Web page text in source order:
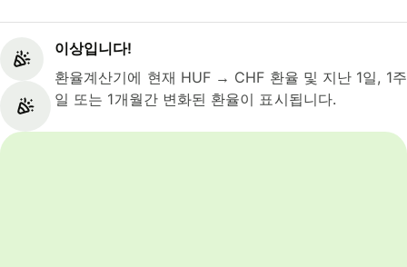
이상입니다!
환율계산기에 현재 HUF → CHF 환율 및 지난 1일, 1주
일 또는 1개월간 변화된 환율이 표시됩니다.